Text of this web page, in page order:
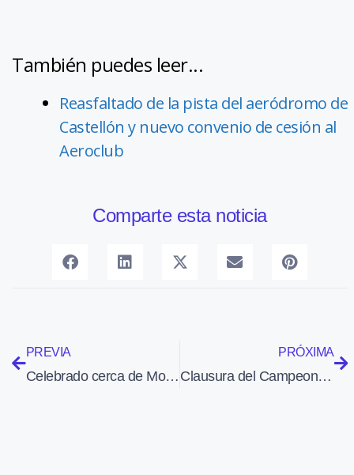
También puedes leer...
Reasfaltado de la pista del aeródromo de
Castellón y nuevo convenio de cesión al
Aeroclub
Comparte esta noticia
PREVIA
Celebrado cerca de Moscú el 14 Campeonato del Mundo de Helicópteros
PRÓXIMA
Clausura del Campeonato de Mundo de Ultraligeros en Marugán